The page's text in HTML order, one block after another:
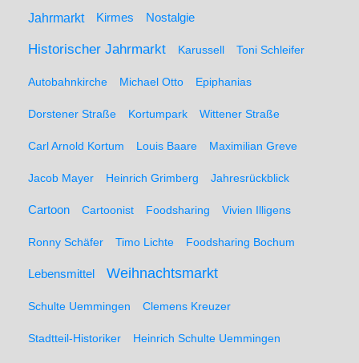
Jahrmarkt Kirmes Nostalgie
Historischer Jahrmarkt Karussell Toni Schleifer
Autobahnkirche Michael Otto Epiphanias
Dorstener Straße Kortumpark Wittener Straße
Carl Arnold Kortum Louis Baare Maximilian Greve
Jacob Mayer Heinrich Grimberg Jahresrückblick
Cartoon Cartoonist Foodsharing Vivien Illigens
Ronny Schäfer Timo Lichte Foodsharing Bochum
Lebensmittel Weihnachtsmarkt
Schulte Uemmingen Clemens Kreuzer
Stadtteil-Historiker Heinrich Schulte Uemmingen